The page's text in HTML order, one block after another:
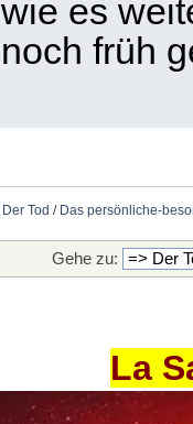
wie es
noch früh
Der Tod / Das persönliche-
Gehe zu:
La